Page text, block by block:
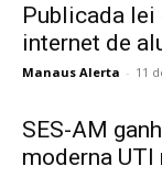
Publicada lei
internet de
Manaus Alerta - 11
SES-AM
moderna UTI